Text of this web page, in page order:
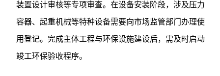
装置设计审核等专项审查。在设备安装阶段，涉及压力
容器、起重机械等特种设备需要向市场监管部门办理使
用登记。完成主体工程与环保设施建设后，需及时启动
竣工环保验收程序。